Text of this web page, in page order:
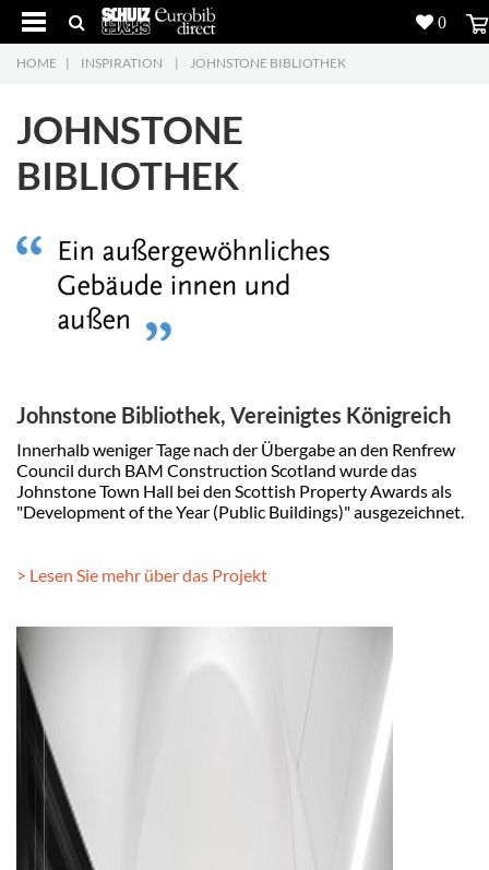
Produkte
Projekte
Inspiration
Download
Über uns
HOME | INSPIRATION | JOHNSTONE BIBLIOTHEK
JOHNSTONE
BIBLIOTHEK
Johnstone Bibliothek, Vereinigtes Königreich
Innerhalb weniger Tage nach der Übergabe an den Renfrew
Council durch BAM Construction Scotland wurde das
Johnstone Town Hall bei den Scottish Property Awards als
"Development of the Year (Public Buildings)" ausgezeichnet.
> Lesen Sie mehr über das Projekt
0